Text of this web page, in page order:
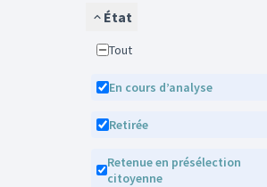
État
Tout
En cours d’analyse
Retirée
Retenue en présélection
citoyenne